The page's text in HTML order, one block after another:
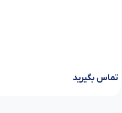
تماس بگیرید